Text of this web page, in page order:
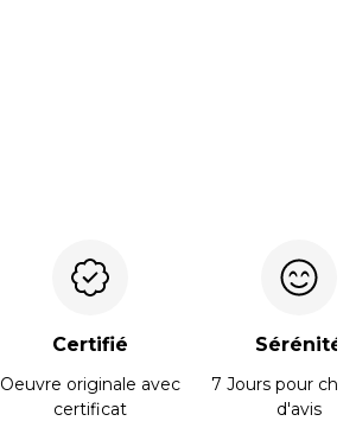
Certifié
Oeuvre originale avec
certificat
Sérénité
7 Jours pour
d'avis